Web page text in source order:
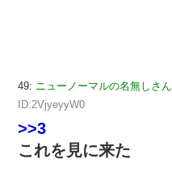
49: ニューノーマルの名無しさん
ID:2VjyeyyW0
>>3
これを見に来た